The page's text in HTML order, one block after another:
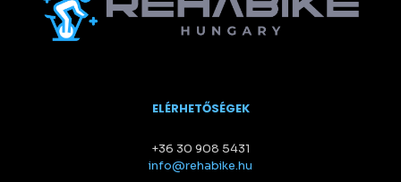
ELÉRHETŐSÉGEK
+36 30 908 5431
info@rehabike.hu